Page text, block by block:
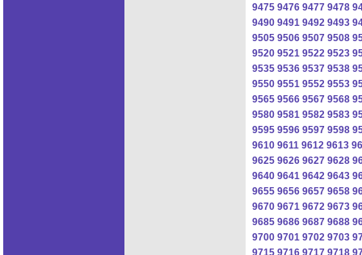
9475 9476 9477 9478
9490 9491 9492 9493
9505 9506 9507 9508
9520 9521 9522 9523
9535 9536 9537 9538
9550 9551 9552 9553
9565 9566 9567 9568
9580 9581 9582 9583
9595 9596 9597 9598
9610 9611 9612 9613
9625 9626 9627 9628
9640 9641 9642 9643
9655 9656 9657 9658
9670 9671 9672 9673
9685 9686 9687 9688
9700 9701 9702 9703
9715 9716 9717 9718